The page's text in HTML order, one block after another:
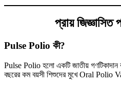
প্রায়
Pulse Polio কী?
Pulse Polio হলো একটি জাতীয় গণটিকাদান
বছরের কম বয়সী শিশুদের মুখে Oral Polio